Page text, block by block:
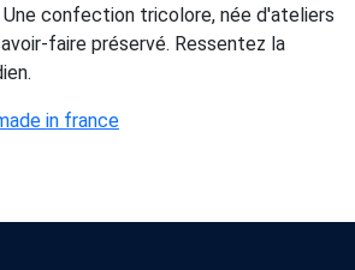
confection tricolore, née d'ateliers
faire préservé. Ressentez la
in france